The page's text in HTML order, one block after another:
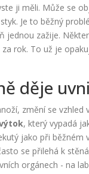
ji měli. Může se
Je to běžný
jednou zažije.
rok. To už je
děje
změní se vzhled
, který vypadá
jako při běžném
se přilehá k
orgánech - na